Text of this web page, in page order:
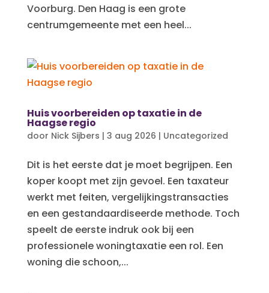
Voorburg. Den Haag is een grote
centrumgemeente met een heel...
Huis voorbereiden op taxatie in de
Haagse regio
door Nick Sijbers | 3 aug 2026 | Uncategorized
Dit is het eerste dat je moet begrijpen. Een
koper koopt met zijn gevoel. Een taxateur
werkt met feiten, vergelijkingstransacties
en een gestandaardiseerde methode. Toch
speelt de eerste indruk ook bij een
professionele woningtaxatie een rol. Een
woning die schoon,...